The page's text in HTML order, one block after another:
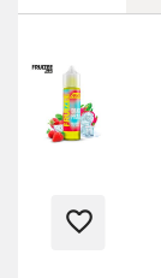
favorite_border